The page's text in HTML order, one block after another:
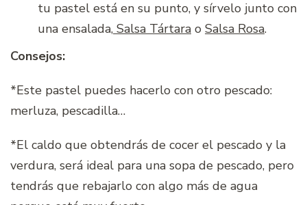
tu pastel está en su punto, y sírvelo junto con
una ensalada, Salsa Tártara o Salsa Rosa.
Consejos:
*Este pastel puedes hacerlo con otro pescado:
merluza, pescadilla…
*El caldo que obtendrás de cocer el pescado y la
verdura, será ideal para una sopa de pescado, pero
tendrás que rebajarlo con algo más de agua